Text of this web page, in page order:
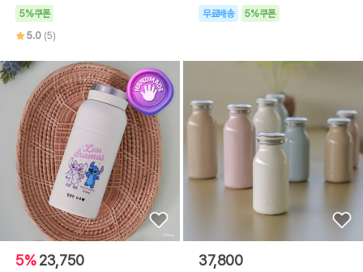
5%쿠폰
5.0 (5)
무료배송 5%쿠폰
5% 23,750 37,800